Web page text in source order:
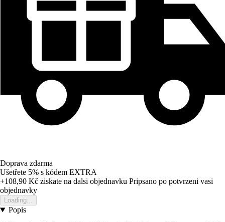
Doprava zdarma
Ušetřete 5% s kódem EXTRA
+108,90 Kč ziskate na dalsi objednavku Pripsano po potvrzeni vasi
objednavky
Loading...
Popis